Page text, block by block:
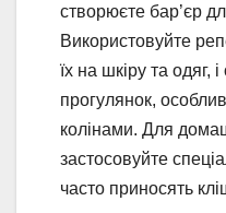
створюєте бар’єр
Використовуйте
їх на шкіру та одяг,
прогулянок,
колінами. Для
застосовуйте
часто приносять